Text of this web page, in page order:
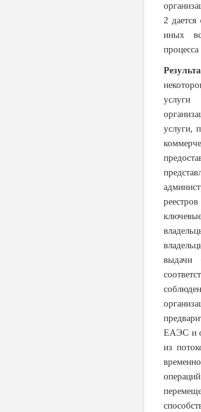
2
иных
услуги
услуги,
выдачи
ЕАЭС и о
из